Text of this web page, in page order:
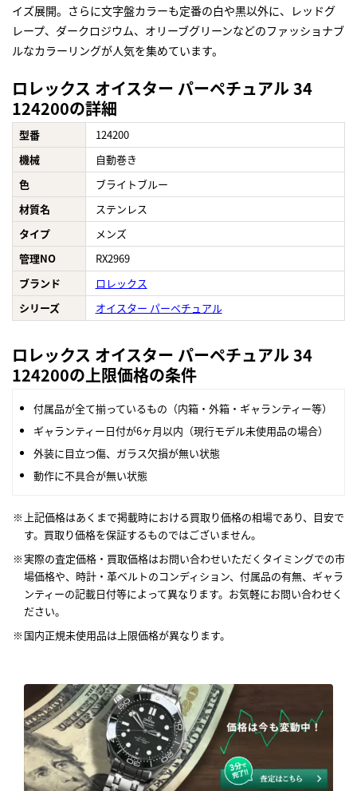
イズ展開。さらに文字盤カラーも定番の白や黒以外に、レッドグ
レープ、ダークロジウム、オリーブグリーンなどのファッショナブ
ルなカラーリングが人気を集めています。
ロレックス オイスター パーペチュアル 34
124200の詳細
型番
124200
機械
自動巻き
色
ブライトブルー
材質名
ステンレス
タイプ
メンズ
管理NO
RX2969
ブランド
ロレックス
シリーズ
オイスター パーペチュアル
ロレックス オイスター パーペチュアル 34
124200の上限価格の条件
付属品が全て揃っているもの（内箱・外箱・ギャランティー等）
ギャランティー日付が6ヶ月以内（現行モデル未使用品の場合）
外装に目立つ傷、ガラス欠損が無い状態
動作に不具合が無い状態
上記価格はあくまで掲載時における買取り価格の相場であり、目安で
す。買取り価格を保証するものではございません。
実際の査定価格・買取価格はお問い合わせいただくタイミングでの市
場価格や、時計・革ベルトのコンディション、付属品の有無、ギャラ
ンティーの記載日付等によって異なります。お気軽にお問い合わせく
ださい。
国内正規未使用品は上限価格が異なります。